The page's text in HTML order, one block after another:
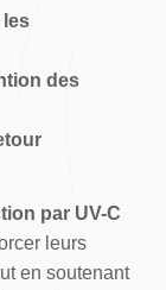
les
des
par UV-C
leurs
en soutenant